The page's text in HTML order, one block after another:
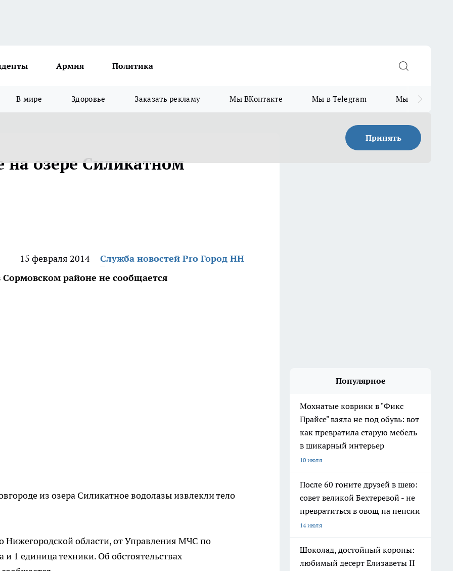
Армия Политика
В мире Здоровье Заказать рекламу Мы ВКонтакте Мы в Telegram Мы в MAX
Принять
озере Силикатном
15 февраля 2014
Служба новостей Pro Город НН
районе не сообщается
из озера Силикатное водолазы извлекли тело
Нижегородской области, от Управления МЧС по
1 единица техники. Об обстоятельствах
Популярное
Мохнатые коврики в "Фикс
Прайсе" взяла не под обувь: вот
как превратила старую мебель
в шикарный интерьер
10 июля
После 60 гоните друзей в шею:
совет великой Бехтеревой - не
превратиться в овощ на пенсии
14 июля
Шоколад, достойный короны:
любимый десерт Елизаветы II